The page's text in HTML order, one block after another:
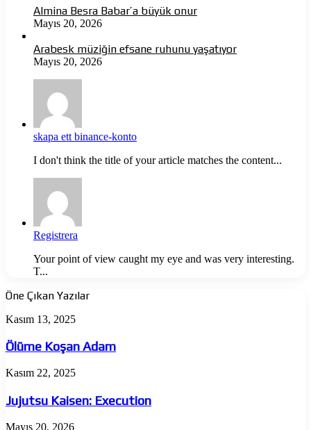
Almina Besra Babar’a büyük onur
Mayıs 20, 2026
Arabesk müziğin efsane ruhunu yaşatıyor
Mayıs 20, 2026
skapa ett binance-konto
I don't think the title of your article matches the content...
Registrera
Your point of view caught my eye and was very interesting.
T...
Öne Çıkan Yazılar
Ölüme
Adam
Kasım 13, 2025
Ölüme Koşan Adam
Jujutsu
Execution
Kasım 22, 2025
Jujutsu Kaisen: Execution
Almina
Mayıs 20, 2026